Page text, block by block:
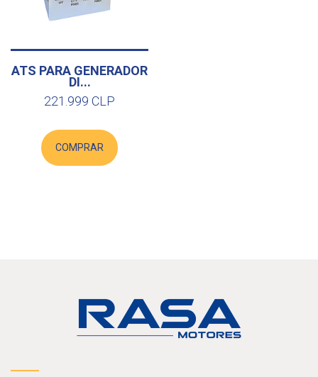
ATS PARA GENERADOR
DI...
221.999 CLP
COMPRAR